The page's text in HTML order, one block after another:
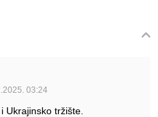
03:24
Ukrajinsko tržište.